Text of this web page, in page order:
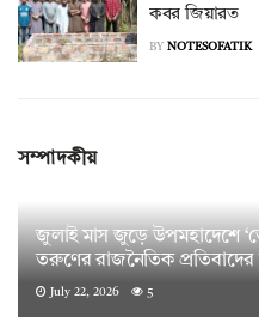
কবর জিয়ারত
BY NOTESOFATIK
সম্পাদকীয়
জুলাই মাস জুড়ে উপমহাদেশে
তরুণের রাজনৈতিক
July 22, 2026 5